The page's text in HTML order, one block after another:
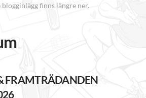
finns längre ner.
FRAMTRÄDANDEN